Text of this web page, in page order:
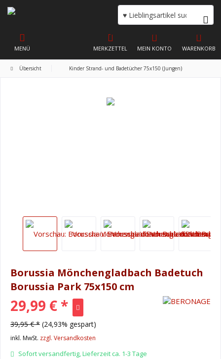
WARENKORB
MERKZETTEL MEIN KONTO
MENÜ
Übersicht Kinder Strand- und Badetücher 75x150 (Jungen)
Borussia Mönchengladbach Badetuch
Borussia Park 75x150 cm
29,99 € *
39,95 € * (24,93% gespart)
inkl. MwSt. zzgl. Versandkosten
Sofort versandfertig, Lieferzeit ca. 1-3 Tage